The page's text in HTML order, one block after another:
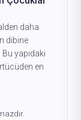
daha
dibine
yapıdaki
en